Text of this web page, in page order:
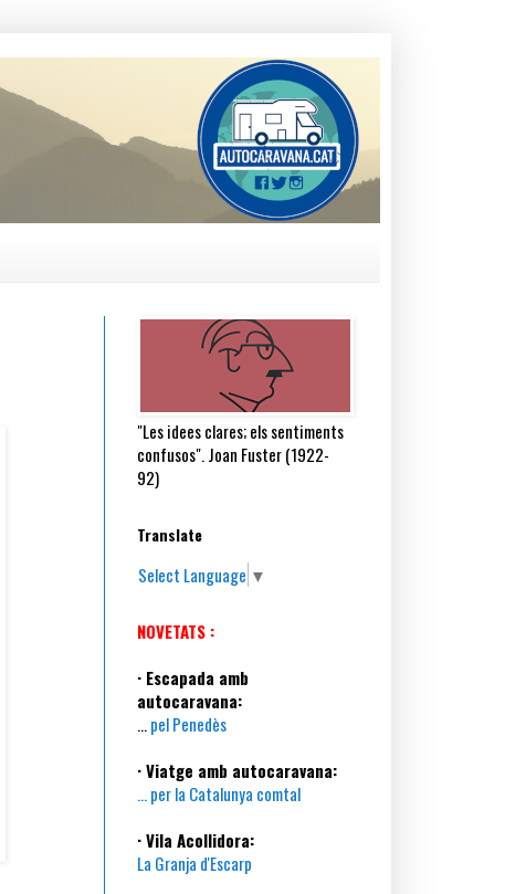
"Les idees clares; els sentiments
confusos". Joan Fuster (1922-
92)
Translate
Select Language ▼
NOVETATS :
· Escapada amb
autocaravana:
...pel Penedès
· Viatge amb autocaravana:
... per la Catalunya comtal
· Vila Acollidora:
La Granja d'Escarp